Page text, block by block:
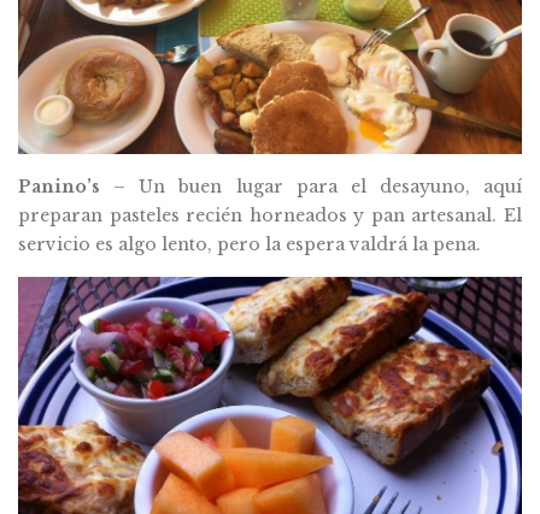
Panino’s – Un buen lugar para el desayuno, aquí
preparan pasteles recién horneados y pan artesanal. El
servicio es algo lento, pero la espera valdrá la pena.